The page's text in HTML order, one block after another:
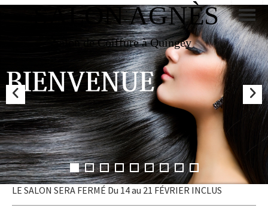
SALON AGNÈS
Salon de Coiffure à Quingey
LE SALON SERA FERMÉ Du 14 au 21 FÉVRIER INCLUS